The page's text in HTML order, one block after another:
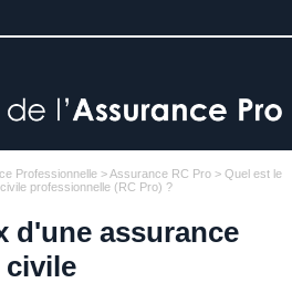
Professionnelle>Assurance RC Pro> Quel est le
professionnelle (RC Pro) ?
d'une assurance
civile